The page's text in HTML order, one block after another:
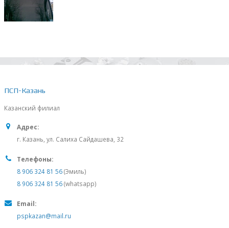
ПСП-Казань
Казанский филиал
Адрес:
г. Казань, ул. Салиха Сайдашева, 32
Телефоны:
8 906 324 81 56(Эмиль)
8 906 324 81 56(whatsapp)
Email:
pspkazan@mail.ru